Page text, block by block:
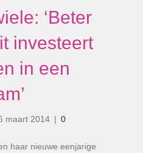
‘Beter
investeert
in een
maart 2014 | 0
haar nieuwe eenjarige